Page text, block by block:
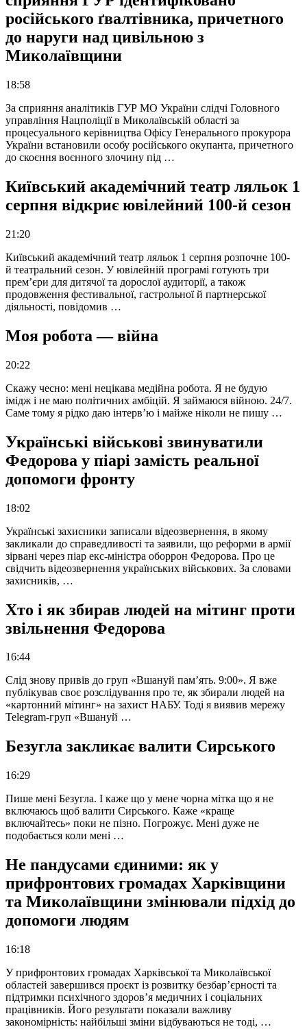
російського ґвалтівника, причетного
до наруги над цивільною з
Миколаївщини
18:58
За сприяння аналітиків ГУР МО України слідчі Головного
управління Нацполіції в Миколаївській області за
процесуального керівництва Офісу Генерального прокурора
України встановили особу російського окупанта, причетного
до скоєння воєнного злочину під …
Київський академічний театр ляльок 1
серпня відкриє ювілейний 100-й сезон
21:20
Київський академічний театр ляльок 1 серпня розпочне 100-
й театральний сезон. У ювілейній програмі готують три
прем’єри для дитячої та дорослої аудиторії, а також
продовження фестивальної, гастрольної й партнерської
діяльності, повідомив …
Моя робота — війна
20:22
Скажу чесно: мені нецікава медійна робота. Я не будую
імідж і не маю політичних амбіцій. Я займаюся війною. 24/7.
Саме тому я рідко даю інтерв’ю і майже ніколи не пишу …
Українські військові звинуватили
Федорова у піарі замість реальної
допомоги фронту
18:02
Українські захисники записали відеозвернення, в якому
закликали до справедливості та заявили, що реформи в армії
зірвані через піар екс-міністра оборрон Федорова. Про це
свідчить відеозвернення українських військових. За словами
захисників, …
Хто і як збирав людей на мітинг проти
звільнення Федорова
16:44
Слід знову привів до груп «Вшануй пам’ять. 9:00». Я вже
публікував своє розслідування про те, як збирали людей на
«картонний мітинг» на захист НАБУ. Тоді я виявив мережу
Telegram-груп «Вшануй …
Безугла закликає валити Сирського
16:29
Пише мені Безугла. І каже що у мене чорна мітка що я не
включаюсь щоб валити Сирського. Каже «краще
включайтесь» поки не пізно. Погрожує. Мені дуже не
подобається коли мені …
Не пандусами єдиними: як у
прифронтових громадах Харківщини
та Миколаївщини змінювали підхід до
допомоги людям
16:18
У прифронтових громадах Харківської та Миколаївської
областей завершився проєкт із розвитку безбар’єрності та
підтримки психічного здоров’я медичних і соціальних
працівників. Його результати показали важливу
закономірність: найбільші зміни відбуваються не тоді, …